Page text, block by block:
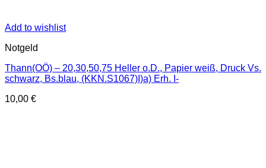
Add to wishlist
Notgeld
Thann(OÖ) – 20,30,50,75 Heller o.D., Papier weiß, Druck Vs.
schwarz, Bs.blau, (KKN.S1067)I)a) Erh. I-
10,00 €